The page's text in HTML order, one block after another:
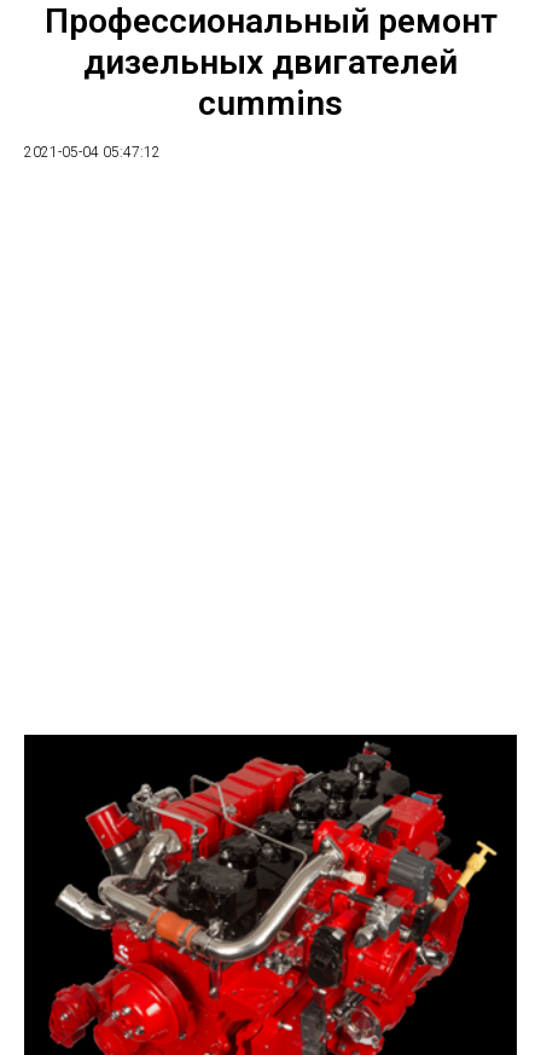
Профессиональный ремонт
дизельных двигателей
cummins
2021-05-04 05:47:12